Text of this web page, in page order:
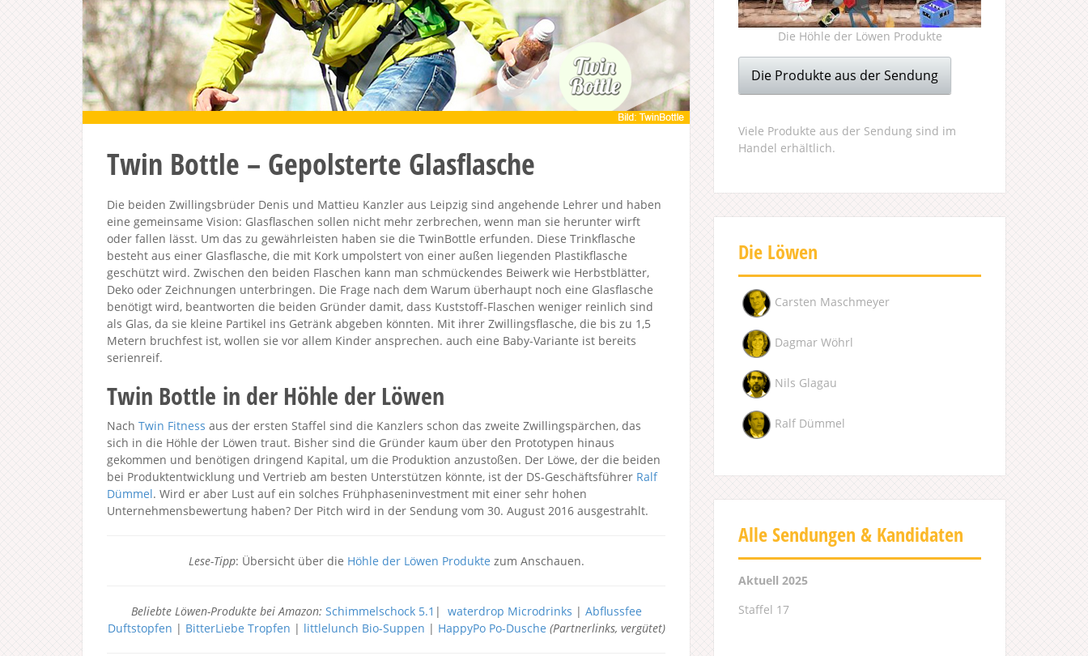
Twin Bottle – Gepolsterte Glasflasche
Die beiden Zwillingsbrüder Denis und Mattieu Kanzler aus Leipzig sind angehende Lehrer und haben
eine gemeinsame Vision: Glasflaschen sollen nicht mehr zerbrechen, wenn man sie herunter wirft
oder fallen lässt. Um das zu gewährleisten haben sie die TwinBottle erfunden. Diese Trinkflasche
besteht aus einer Glasflasche, die mit Kork umpolstert von einer außen liegenden Plastikflasche
geschützt wird. Zwischen den beiden Flaschen kann man schmückendes Beiwerk wie Herbstblätter,
Deko oder Zeichnungen unterbringen. Die Frage nach dem Warum überhaupt noch eine Glasflasche
benötigt wird, beantworten die beiden Gründer damit, dass Kuststoff-Flaschen weniger reinlich sind
als Glas, da sie kleine Partikel ins Getränk abgeben könnten. Mit ihrer Zwillingsflasche, die bis zu 1,5
Metern bruchfest ist, wollen sie vor allem Kinder ansprechen. auch eine Baby-Variante ist bereits
serienreif.
Twin Bottle in der Höhle der Löwen
Nach Twin Fitness aus der ersten Staffel sind die Kanzlers schon das zweite Zwillingspärchen, das
sich in die Höhle der Löwen traut. Bisher sind die Gründer kaum über den Prototypen hinaus
gekommen und benötigen dringend Kapital, um die Produktion anzustoßen. Der Löwe, der die beiden
bei Produktentwicklung und Vertrieb am besten Unterstützen könnte, ist der DS-Geschäftsführer Ralf
Dümmel. Wird er aber Lust auf ein solches Frühphaseninvestment mit einer sehr hohen
Unternehmensbewertung haben? Der Pitch wird in der Sendung vom 30. August 2016 ausgestrahlt.
Lese-Tipp: Übersicht über die Höhle der Löwen Produkte zum Anschauen.
Beliebte Löwen-Produkte bei Amazon: Schimmelschock 5.1 | waterdrop Microdrinks | Abflussfee
Duftstopfen | BitterLiebe Tropfen | littlelunch Bio-Suppen | HappyPo Po-Dusche (Partnerlinks, vergütet)
Die Höhle der Löwen Produkte
Die Produkte aus der Sendung
Viele Produkte aus der Sendung sind im
Handel erhältlich.
Die Löwen
Carsten Maschmeyer
Dagmar Wöhrl
Nils Glagau
Ralf Dümmel
Alle Sendungen & Kandidaten
Aktuell 2025
Staffel 17